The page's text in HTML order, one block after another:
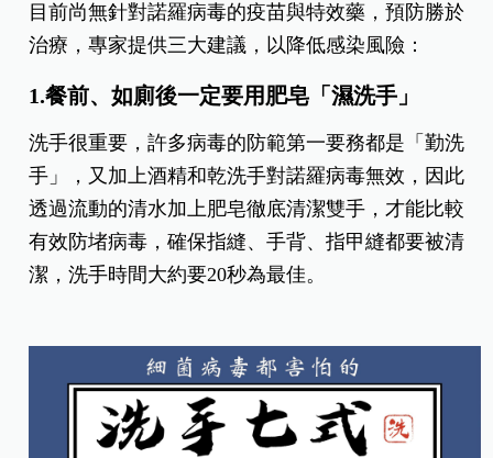
目前尚無針對諾羅病毒的疫苗與特效藥，預防勝於
治療，專家提供三大建議，以降低感染風險：
1.餐前、如廁後一定要用肥皂「濕洗手」
洗手很重要，許多病毒的防範第一要務都是「勤洗
手」，又加上酒精和乾洗手對諾羅病毒無效，因此
透過流動的清水加上肥皂徹底清潔雙手，才能比較
有效防堵病毒，確保指縫、手背、指甲縫都要被清
潔，洗手時間大約要20秒為最佳。